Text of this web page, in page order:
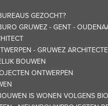
GEZOCHT?
GRUWEZ - GENT -
- GRUWEZ
BOUWEN
ONTWERPEN
IS WONEN VOLGENS